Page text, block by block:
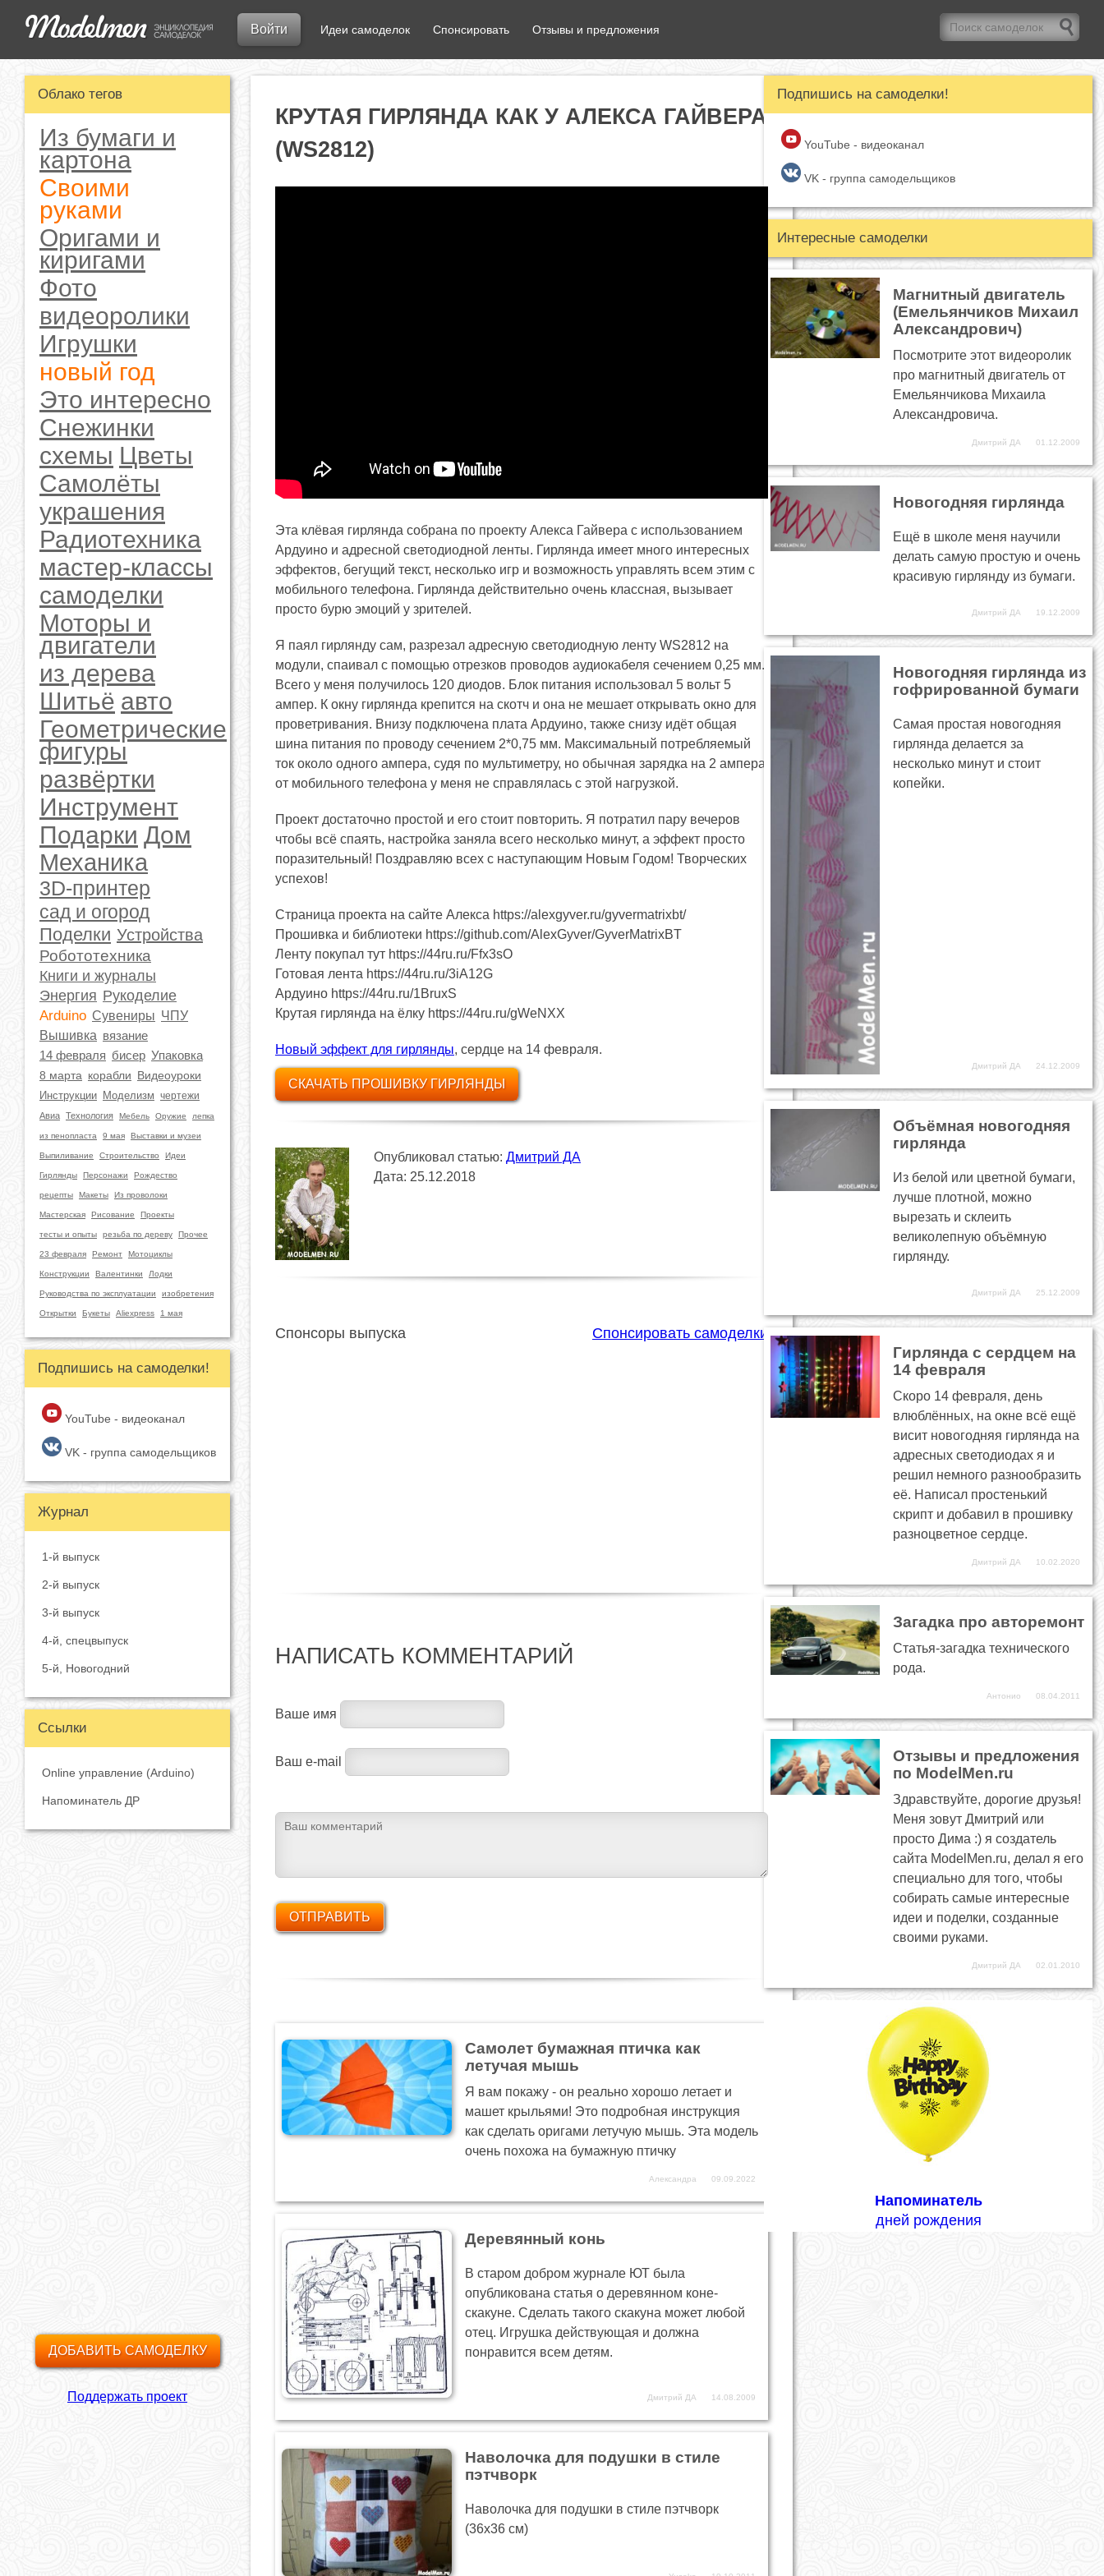
Войти Идеи самоделок Спонсировать Отзывы и предложения
КРУТАЯ ГИРЛЯНДА КАК У АЛЕКСА ГАЙВЕРА
(WS2812)
Эта клёвая гирлянда собрана по проекту Алекса Гайвера с использованием
Ардуино и адресной светодиодной ленты. Гирлянда имеет много интересных
эффектов, бегущий текст, несколько игр и возможность управлять всем этим с
мобильного телефона. Гирлянда действительно очень классная, вызывает
просто бурю эмоций у зрителей.
Я паял гирлянду сам, разрезал адресную светодиодную ленту WS2812 на
модули, спаивал с помощью отрезков проводов аудиокабеля сечением 0,25 мм.
Всего у меня получилось 120 диодов. Блок питания использовал 5 вольт 5
ампер. К окну гирлянда крепится на скотч и она не мешает открывать окно для
проветривания. Внизу подключена плата Ардуино, также снизу идёт общая
шина питания по проводу сечением 2*0,75 мм. Максимальный потребляемый
ток около одного ампера, судя по мультиметру, но обычная зарядка на 2 ампера
от мобильного телефона у меня не справлялась с этой нагрузкой.
Проект достаточно простой и его стоит повторить. Я потратил пару вечеров
чтобы всё спаять, настройка заняла всего несколько минут, а эффект просто
поразительный! Поздравляю всех с наступающим Новым Годом! Творческих
успехов!
Страница проекта на сайте Алекса https://alexgyver.ru/gyvermatrixbt/
Прошивка и библиотеки https://github.com/AlexGyver/GyverMatrixBT
Ленту покупал тут https://44ru.ru/Ffx3sO
Готовая лента https://44ru.ru/3iA12G
Ардуино https://44ru.ru/1BruxS
Крутая гирлянда на ёлку https://44ru.ru/gWeNXX
Новый эффект для гирлянды, сердце на 14 февраля.
СКАЧАТЬ ПРОШИВКУ ГИРЛЯНДЫ
Опубликовал статью: Дмитрий ДА
Дата: 25.12.2018
Спонсировать самоделки
Спонсоры выпуска
НАПИСАТЬ КОММЕНТАРИЙ
Ваше имя
Ваш e-mail
Самолет бумажная птичка как
летучая мышь
Я вам покажу - он реально хорошо летает и
машет крыльями! Это подробная инструкция
как сделать оригами летучую мышь. Эта модель
очень похожа на бумажную птичку
Александра 09.09.2022
Деревянный конь
В старом добром журнале ЮТ была
опубликована статья о деревянном коне-
скакуне. Сделать такого скакуна может любой
отец. Игрушка действующая и должна
понравится всем детям.
Дмитрий ДА 14.08.2009
Наволочка для подушки в стиле
пэтчворк
Наволочка для подушки в стиле пэтчворк
(36x36 см)
Облако тегов
Из бумаги и
картона
Своими
руками
Оригами и
киригами
Фото
видеоролики
Игрушки
новый год
Это интересно
Снежинки
схемы Цветы
Самолёты
украшения
Радиотехника
мастер-классы
самоделки
Моторы и
двигатели
из дерева
Шитьё авто
Геометрические
фигуры
развёртки
Инструмент
Подарки Дом
Механика
3D-принтер
сад и огород
Поделки Устройства
Робототехника
Книги и журналы
Энергия Рукоделие
Arduino Сувениры ЧПУ
Вышивка вязание
14 февраля бисер Упаковка
8 марта корабли Видеоуроки
Инструкции Моделизм чертежи
Авиа Технология Мебель Оружие лепка
из пенопласта 9 мая Выставки и музеи
Выпиливание Строительство Идеи
Гирлянды Персонажи Рождество
рецепты Макеты Из проволоки
Мастерская Рисование Проекты
тесты и опыты резьба по дереву Прочее
23 февраля Ремонт Мотоциклы
Конструкции Валентинки Лодки
Руководства по эксплуатации изобретения
Открытки Букеты Aliexpress 1 мая
Подпишись на самоделки!
YouTube - видеоканал
VK - группа самодельщиков
Журнал
1-й выпуск
2-й выпуск
3-й выпуск
4-й, спецвыпуск
5-й, Новогодний
Ссылки
Online управление (Arduino)
Напоминатель ДР
ДОБАВИТЬ САМОДЕЛКУ
Поддержать проект
Подпишись на самоделки!
YouTube - видеоканал
VK - группа самодельщиков
Интересные самоделки
Магнитный двигатель
(Емельянчиков Михаил
Александрович)
Посмотрите этот видеоролик
про магнитный двигатель от
Емельянчикова Михаила
Александровича.
Дмитрий ДА 01.12.2009
Новогодняя гирлянда
Ещё в школе меня научили
делать самую простую и очень
красивую гирлянду из бумаги.
Дмитрий ДА 19.12.2009
Новогодняя гирлянда из
гофрированной бумаги
Самая простая новогодняя
гирлянда делается за
несколько минут и стоит
копейки.
Дмитрий ДА 24.12.2009
Объёмная новогодняя
гирлянда
Из белой или цветной бумаги,
лучше плотной, можно
вырезать и склеить
великолепную объёмную
гирлянду.
Дмитрий ДА 25.12.2009
Гирлянда с сердцем на
14 февраля
Скоро 14 февраля, день
влюблённых, на окне всё ещё
висит новогодняя гирлянда на
адресных светодиодах я и
решил немного разнообразить
её. Написал простенький
скрипт и добавил в прошивку
разноцветное сердце.
Дмитрий ДА 10.02.2020
Загадка про авторемонт
Статья-загадка технического
рода.
Антонио 08.04.2011
Отзывы и предложения
по ModelMen.ru
Здравствуйте, дорогие друзья!
Меня зовут Дмитрий или
просто Дима :) я создатель
сайта ModelMen.ru, делал я его
специально для того, чтобы
собирать самые интересные
идеи и поделки, созданные
своими руками.
Дмитрий ДА 02.01.2010
Напоминатель
дней рождения